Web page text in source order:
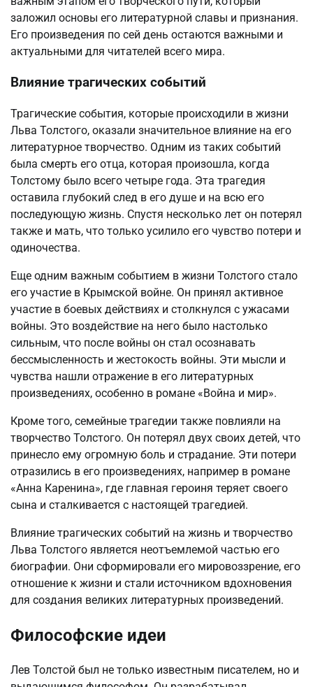
заложил основы его литературной славы и признания.
Его произведения по сей день остаются важными и
актуальными для читателей всего мира.
Влияние трагических событий
Трагические события, которые происходили в жизни
Льва Толстого, оказали значительное влияние на его
литературное творчество. Одним из таких событий
была смерть его отца, которая произошла, когда
Толстому было всего четыре года. Эта трагедия
оставила глубокий след в его душе и на всю его
последующую жизнь. Спустя несколько лет он потерял
также и мать, что только усилило его чувство потери и
одиночества.
Еще одним важным событием в жизни Толстого стало
его участие в Крымской войне. Он принял активное
участие в боевых действиях и столкнулся с ужасами
войны. Это воздействие на него было настолько
сильным, что после войны он стал осознавать
бессмысленность и жестокость войны. Эти мысли и
чувства нашли отражение в его литературных
произведениях, особенно в романе «Война и мир».
Кроме того, семейные трагедии также повлияли на
творчество Толстого. Он потерял двух своих детей, что
принесло ему огромную боль и страдание. Эти потери
отразились в его произведениях, например в романе
«Анна Каренина», где главная героиня теряет своего
сына и сталкивается с настоящей трагедией.
Влияние трагических событий на жизнь и творчество
Льва Толстого является неотъемлемой частью его
биографии. Они сформировали его мировоззрение, его
отношение к жизни и стали источником вдохновения
для создания великих литературных произведений.
Философские идеи
Лев Толстой был не только известным писателем, но и